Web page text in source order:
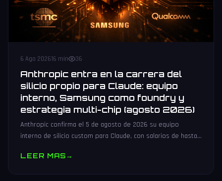
6 Ago 202616 min 36
Anthropic entra en la carrera del
silicio propio para Claude: equipo
interno, Samsung como foundry y
estrategia multi-chip (agosto 2026)
Anthropic confirma el 5 de agosto de 2026 su equipo
interno de silicio custom para Claude, con salarios de hasta
estrategia multi-chip.
LEER MAS→